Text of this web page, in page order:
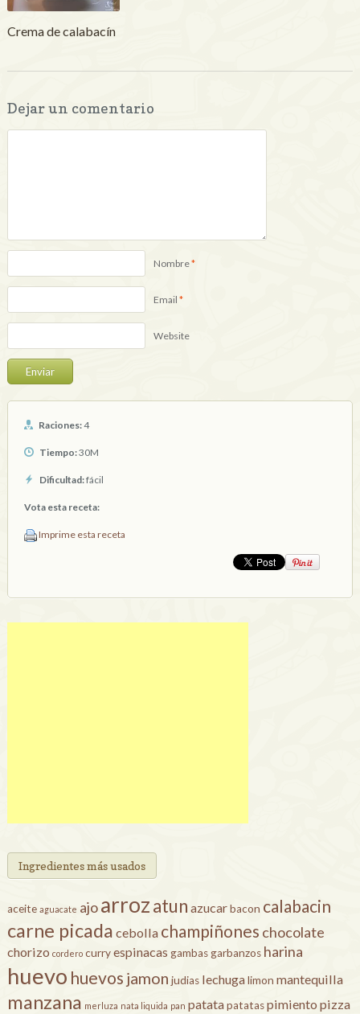
Crema de calabacín
Dejar un comentario
Nombre*
Email *
Website
Raciones:4
Tiempo:30M
Dificultad:fácil
Vota esta receta:
Imprime esta receta
Ingredientes más usados
aceite aguacate ajoarrozatun azucarbacon calabacin
carne picada cebolla champiñones chocolate
chorizo cordero curryespinacas gambas garbanzos harina
huevo huevos jamon judias lechugalimon mantequilla
manzana merluza nata liquida pan patatapatataspimiento pizza